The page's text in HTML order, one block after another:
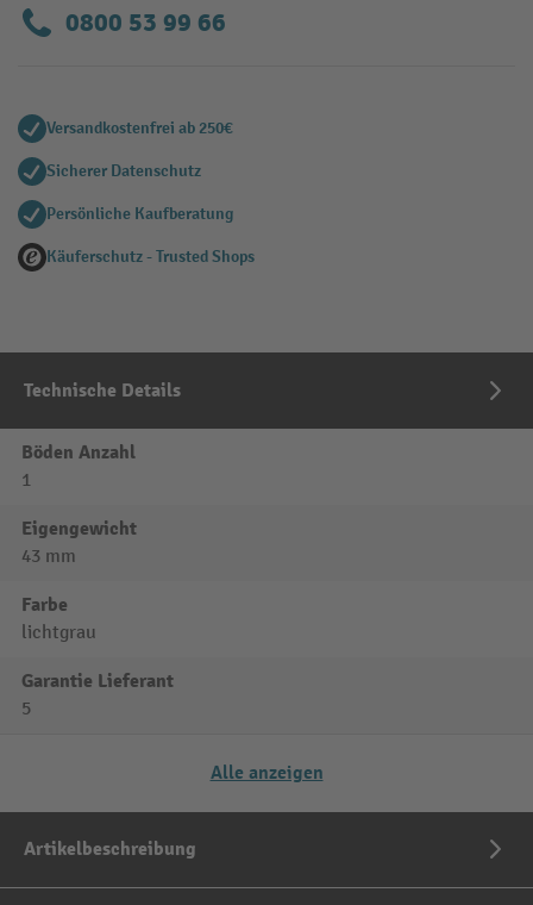
0800 53 99 66
Versandkostenfrei ab 250€
Sicherer Datenschutz
Persönliche Kaufberatung
Käuferschutz - Trusted Shops
Technische Details
Böden Anzahl
1
Eigengewicht
43 mm
Farbe
lichtgrau
Garantie Lieferant
5
Alle anzeigen
Artikelbeschreibung